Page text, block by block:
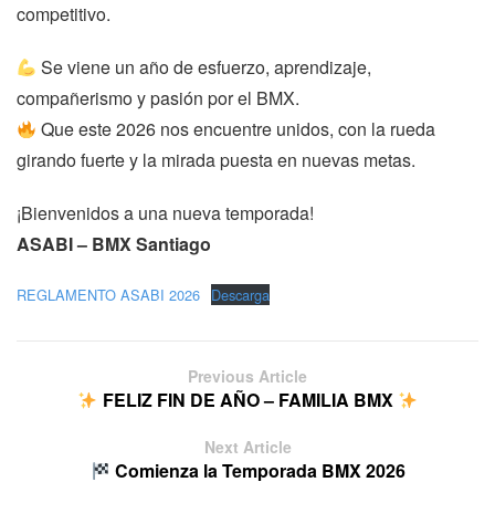
competitivo.
Se viene un año de esfuerzo, aprendizaje,
compañerismo y pasión por el BMX.
Que este 2026 nos encuentre unidos, con la rueda
girando fuerte y la mirada puesta en nuevas metas.
¡Bienvenidos a una nueva temporada!
ASABI – BMX Santiago
REGLAMENTO ASABI 2026 Descarga
Previous Article
FELIZ FIN DE AÑO – FAMILIA BMX
Next Article
Comienza la Temporada BMX 2026